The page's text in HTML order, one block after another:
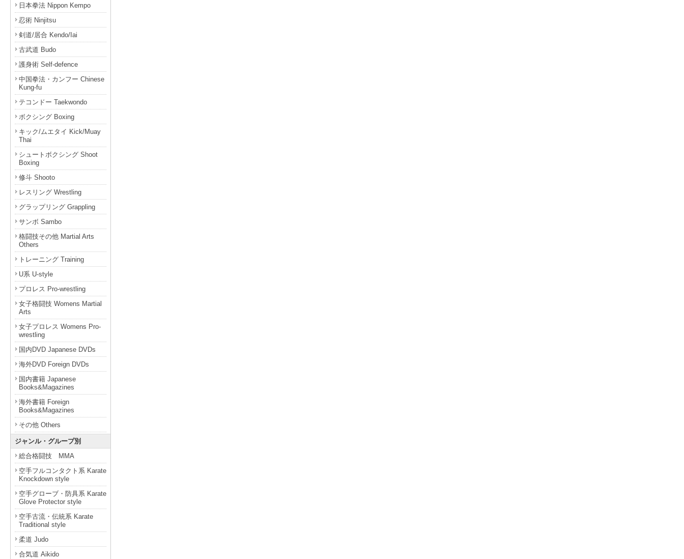
日本拳法 Nippon Kempo
忍術 Ninjitsu
剣道/居合 Kendo/Iai
古武道 Budo
護身術 Self-defence
中国拳法・カンフー Chinese
Kung-fu
テコンドー Taekwondo
ボクシング Boxing
キック/ムエタイ Kick/Muay
Thai
シュートボクシング Shoot
Boxing
修斗 Shooto
レスリング Wrestling
グラップリング Grappling
サンボ Sambo
格闘技その他 Martial Arts
Others
トレーニング Training
U系 U-style
プロレス Pro-wrestling
女子格闘技 Womens Martial
Arts
女子プロレス Womens Pro-
wrestling
国内DVD Japanese DVDs
海外DVD Foreign DVDs
国内書籍 Japanese
Books&Magazines
海外書籍 Foreign
Books&Magazines
その他 Others
ジャンル・グループ別
総合格闘技 MMA
空手フルコンタクト系 Karate
Knockdown style
空手グローブ・防具系 Karate
Glove Protector style
空手古流・伝統系 Karate
Traditional style
柔道 Judo
合気道 Aikido